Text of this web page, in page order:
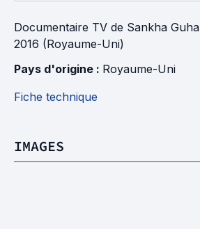
Documentaire TV de Sankha Guha
2016 (Royaume-Uni)
Pays d'origine : Royaume-Uni
Fiche technique
IMAGES